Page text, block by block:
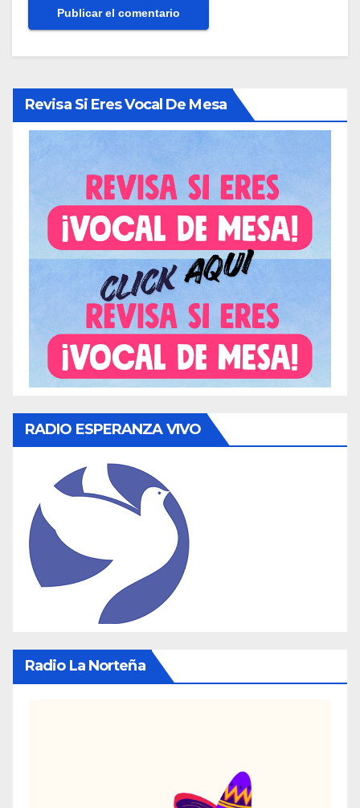
Revisa Si Eres Vocal De Mesa
RADIO ESPERANZA VIVO
Radio La Norteña